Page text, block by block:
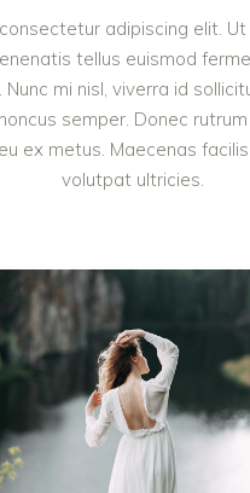
adipiscing elit.
tellus euismod
mi nisl, viverra id
semper. Donec
ex metus. Maecenas
volutpat ultricies.